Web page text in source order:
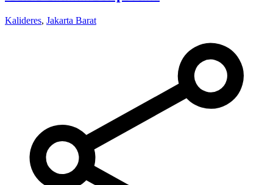
Kalideres, Jakarta Barat